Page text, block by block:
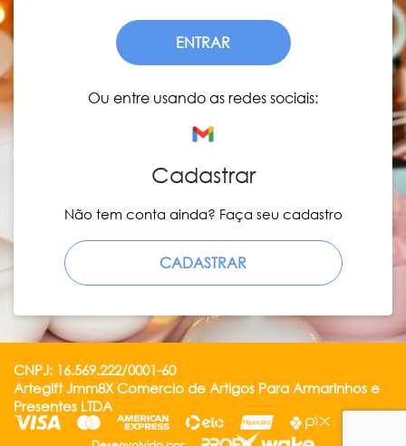
ENTRAR
Ou entre usando as redes sociais:
Cadastrar
Não tem conta ainda? Faça seu cadastro
CADASTRAR
CNPJ: 16.569.222/0001-60
Artegift Jmm8X Comercio de Artigos Para Armarinhos e
Presentes LTDA